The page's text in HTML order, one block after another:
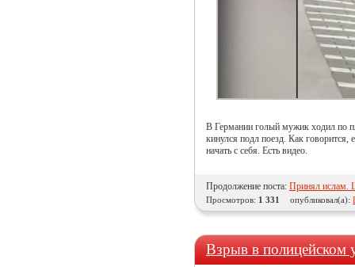
В Германии голый мужик ходил по
кинулся подл поезд. Как говорится,
начать с себя. Есть видео.
Продолжение поста: Принял ислам.
Просмотров: 1 331 опубликовал(а):
Взрыв в полицейском